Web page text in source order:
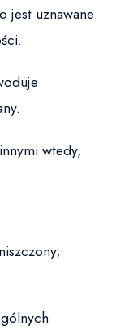
jest uznawane
wtedy,